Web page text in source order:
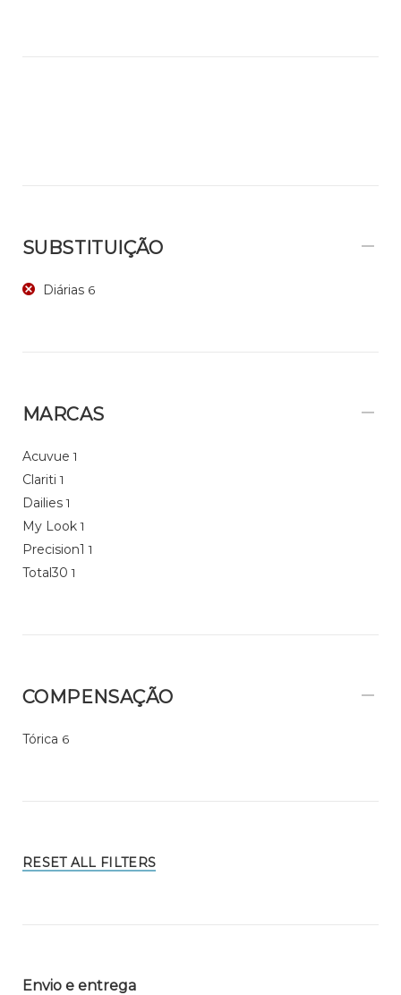
SUBSTITUIÇÃO
Diárias 6
MARCAS
Acuvue 1
Clariti 1
Dailies 1
My Look 1
Precision1 1
Total30 1
COMPENSAÇÃO
Tórica 6
RESET ALL FILTERS
Envio e entrega